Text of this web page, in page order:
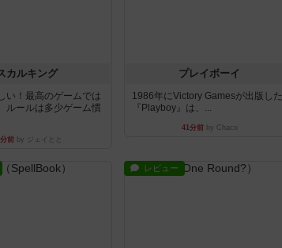
カルキング
い！最高のゲームでは
ルールは多少ゲーム慣
前by ジェイとと
プレイボーイ
1986年にVictory Gamesが出版した
『Playboy』は、...
41分前by Chaco
レビュー